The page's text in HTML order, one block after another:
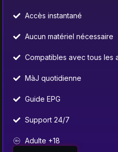
Accès instantané
Aucun matériel nécessaire
Compatibles avec tous les
MàJ quotidienne
Guide EPG
Support 24/7
Adulte +18